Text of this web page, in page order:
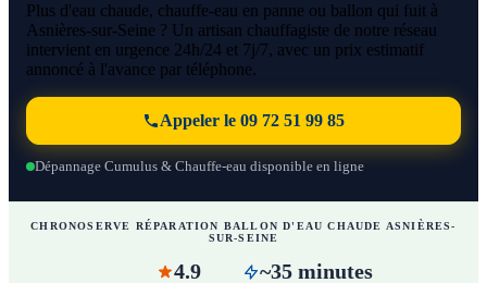
Plus d'eau chaude, chauffe-eau en panne ou ballon qui fuit à
Asnières-sur-Seine ? Un artisan chauffagiste de notre réseau
intervient en urgence 24h/24 et 7j/7, avec un prix estimatif
annoncé à l'avance par téléphone.
Appeler le 09 72 51 99 85
Dépannage Cumulus & Chauffe-eau disponible en ligne
CHRONOSERVE RÉPARATION BALLON D'EAU CHAUDE ASNIÈRES-
SUR-SEINE
4.9 ~35 minutes